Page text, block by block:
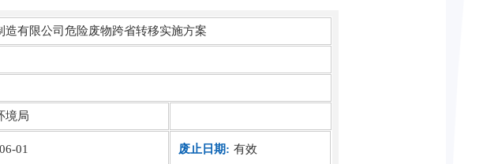
有限公司危险废物跨省转移实施方案
境局
01 废止日期: 有效